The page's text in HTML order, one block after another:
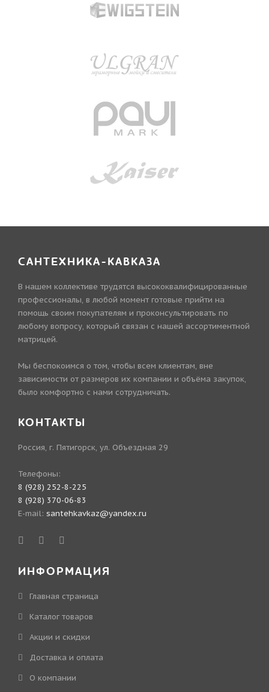
САНТЕХНИКА-КАВКАЗА
В нашем коллективе трудятся высококвалифицированные
профессионалы, в любой момент готовые прийти на
помощь своим покупателям и проконсультировать по
любому вопросу, который связан с нашей ассортиментной
матрицей.
Мы беспокоимся о том, чтобы всем клиентам, вне
зависимости от размеров их компании и объёма закупок,
было комфортно с нами сотрудничать.
КОНТАКТЫ
Россия, г. Пятигорск, ул. Объездная 29
Телефоны:
8 (928) 252-8-225
8 (928) 370-06-83
E-mail: santehkavkaz@yandex.ru
ИНФОРМАЦИЯ
Главная страница
Каталог товаров
Акции и скидки
Доставка и оплата
О компании